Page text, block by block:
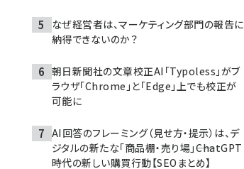
なぜ経営者は、マーケティング部門の報告に
納得できないのか？
朝日新聞社の文章校正AI「Typoless」がブ
ラウザ「Chrome」と「Edge」上でも校正が
可能に
AI回答のフレーミング（見せ方・提示）は、デ
ジタルの新たな「商品棚・売り場」――ChatGPT
時代の新しい購買行動【SEOまとめ】